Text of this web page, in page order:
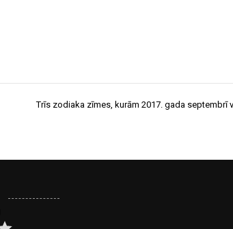
Trīs zodiaka zīmes, kurām 2017. gada septembrī